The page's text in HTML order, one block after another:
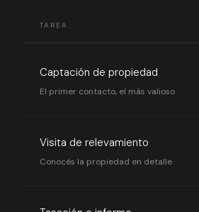
TAREA
Captación de propiedad
El primer contacto, el más valioso
Visita de relevamiento
Conocés la propiedad en detalle